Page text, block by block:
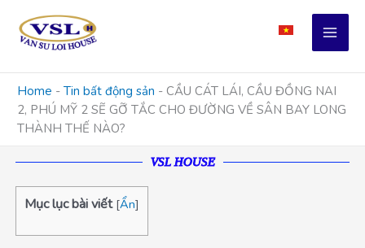
content
Home - Tin bất động sản - CẦU CÁT LÁI, CẦU ĐỒNG NAI
2, PHÚ MỸ 2 SẼ GỠ TẮC CHO ĐƯỜNG VỀ SÂN BAY LONG
THÀNH THẾ NÀO?
VSL HOUSE
Mục lục bài viết [Ẩn]